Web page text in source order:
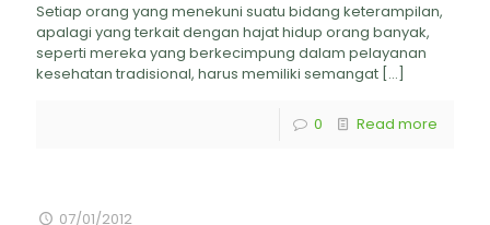
Setiap orang yang menekuni suatu bidang keterampilan,
apalagi yang terkait dengan hajat hidup orang banyak,
seperti mereka yang berkecimpung dalam pelayanan
kesehatan tradisional, harus memiliki semangat […]
0 Read more
07/01/2012